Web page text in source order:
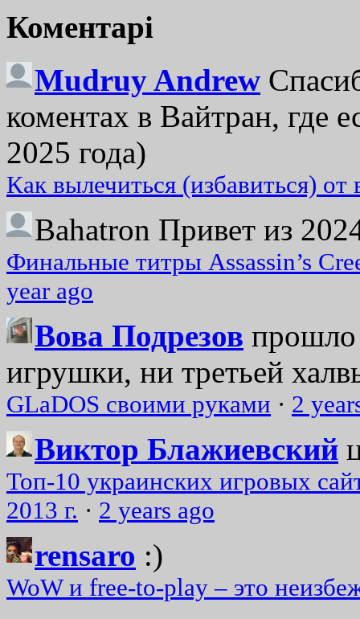
Коментарі
Mudruy Andrew
коментах в Вайтран, где
2025 года)
Как вылечиться (избавиться)
Bahatron Привет из
Финальные титры Assassin’s
year ago
Вова Подрезов прошло
игрушки, ни третьей
GLaDOS своими руками · 2
Виктор Блажиевский
Топ-10 украинских игровых
2013 г. · 2 years ago
rensaro :)
WoW и free-to-play – это